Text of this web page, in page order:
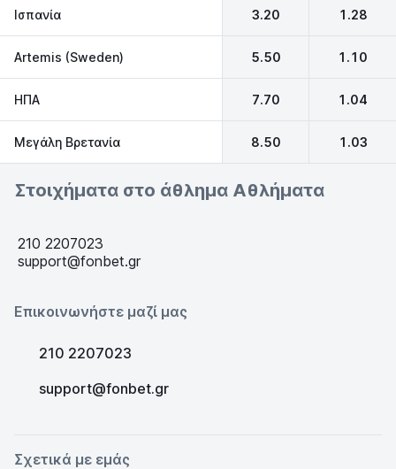
Ισπανία 3.20 1.28
Artemis (Sweden) 5.50 1.10
ΗΠΑ 7.70 1.04
Μεγάλη Βρετανία 8.50 1.03
Στοιχήματα στο άθλημα Αθλήματα
210 2207023
support@fonbet.gr
Επικοινωνήστε μαζί μας
210 2207023
support@fonbet.gr
Σχετικά με εμάς